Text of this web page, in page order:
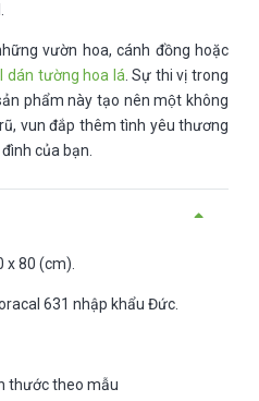
vườn hoa, cánh đồng hoặc
dán tường hoa lá. Sự thi vị trong
phẩm này tạo nên một không
vun đắp thêm tình yêu thương
của bạn.
x 80 (cm).
631 nhập khẩu Đức.
thước theo mẫu